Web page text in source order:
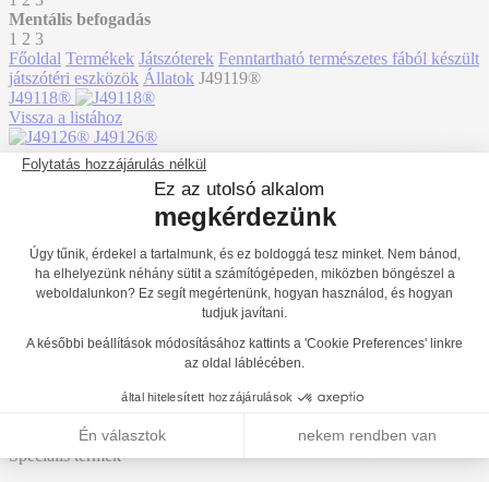
Mentális befogadás
1 2 3
Főoldal Termékek Játszóterek Fenntartható természetes fából készült
játszótéri eszközök Állatok J49119®
J49118®
Vissza a listához
J49126®
J49119
Hozzáadás az árajánlathoz
Méhecske - Óriás natúr fa játszótéri eszköz
hálóelemekkel és csúszdával - J49119®
A "Állatok" termékcsaládunkban létrehoztuk a referencia J49119®.
Ez a modul 2 év-ről érhető el. Legfeljebb 73 játékos befogadására
A modul méretei a következők: 11,93 m hosszú, 12,05 m széles,
Speciális termék